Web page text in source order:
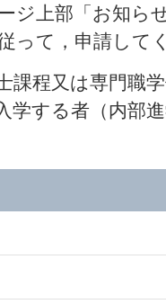
ジ上部「お知ら
って，申請して
課程又は専門職
学する者（内部